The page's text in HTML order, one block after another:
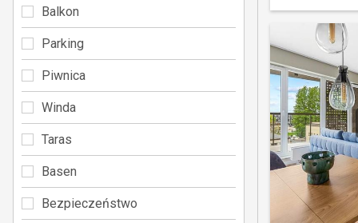
Balkon
Parking
Piwnica
Winda
Taras
Basen
Bezpieczeństwo